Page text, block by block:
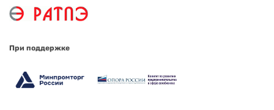
При поддержке